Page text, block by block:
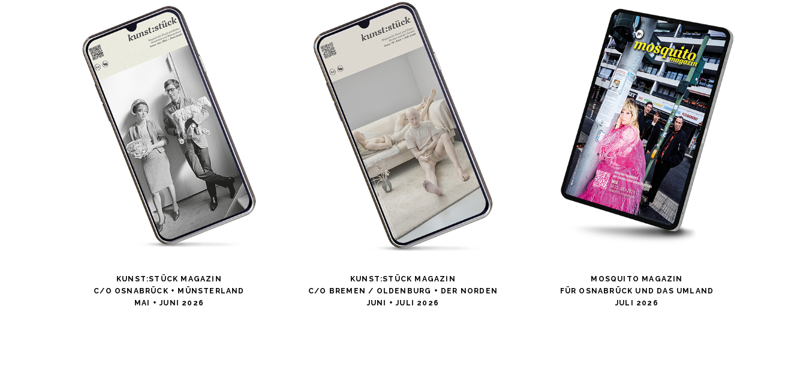
KUNST:STÜCK MAGAZIN
C/O OSNABRÜCK + MÜNSTERLAND
MAI + JUNI 2026
KUNST:STÜCK MAGAZIN
C/O BREMEN / OLDENBURG + DER NORDEN
JUNI + JULI 2026
MOSQUITO MAGAZIN
FÜR OSNABRÜCK UND DAS UMLAND
JULI 2026